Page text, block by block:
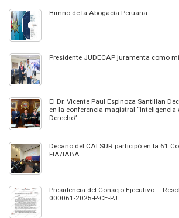
Himno de la Abogacía Peruana
Presidente JUDECAP juramenta como
El Dr. Vicente Paul Espinoza Santillan
en la conferencia magistral “Inteligencia
Derecho”
Decano del CALSUR participó en la 61
FIA/IABA
Presidencia del Consejo Ejecutivo –
000061-2025-P-CE-PJ